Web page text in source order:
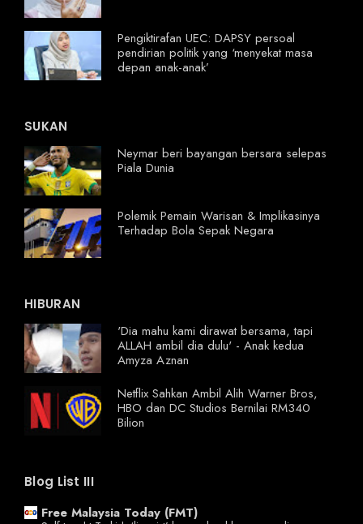
Pengiktirafan UEC: DAPSY persoal
pendirian politik yang ‘menyekat masa
depan anak-anak’
SUKAN
Neymar beri bayangan bersara selepas
Piala Dunia
Polemik Pemain Warisan & Implikasinya
Terhadap Bola Sepak Negara
HIBURAN
'Dia mahu kami dirawat bersama, tapi
ALLAH ambil dia dulu' - Anak kedua
Amyza Aznan
Netflix Sahkan Ambil Alih Warner Bros,
HBO dan DC Studios Bernilai RM340
Bilion
Blog List III
Free Malaysia Today (FMT)